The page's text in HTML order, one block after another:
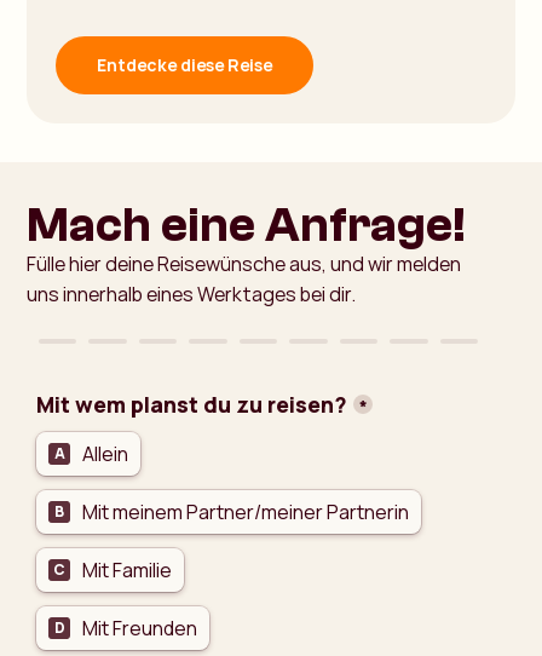
Entdecke diese Reise
Mach eine Anfrage!​
Fülle hier deine Reisewünsche aus, und wir melden
uns innerhalb eines Werktages bei dir.